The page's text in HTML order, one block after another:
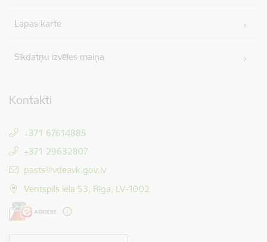
Lapas karte
Sīkdatņu izvēles maiņa
Kontakti
+371 67614885
+371 29632807
E-pasts:
pasts@vdeavk.gov.lv
Ventspils iela 53, Rīga, LV-1002